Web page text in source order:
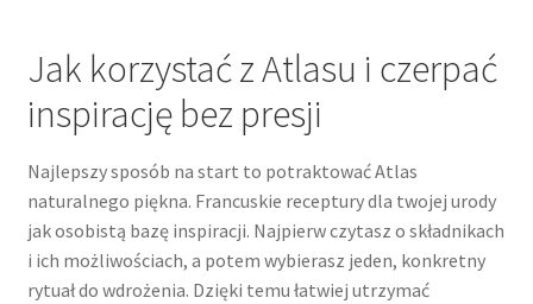
Jak korzystać z Atlasu i czerpać
inspirację bez presji
Najlepszy sposób na start to potraktować Atlas
naturalnego piękna. Francuskie receptury dla twojej urody
jak osobistą bazę inspiracji. Najpierw czytasz o składnikach
i ich możliwościach, a potem wybierasz jeden, konkretny
rytuał do wdrożenia. Dzięki temu łatwiej utrzymać